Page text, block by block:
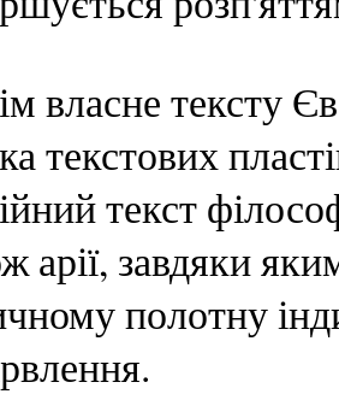
власне тексту
текстових
текст
арії, завдяки
полотну